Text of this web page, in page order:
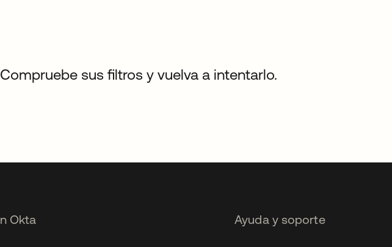
sus filtros y vuelva a intentarlo.
Okta Ayuda y soporte